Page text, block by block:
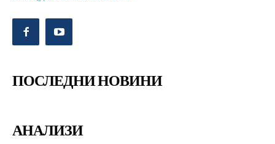
ПОСЛЕДНИ НОВИНИ
АНАЛИЗИ